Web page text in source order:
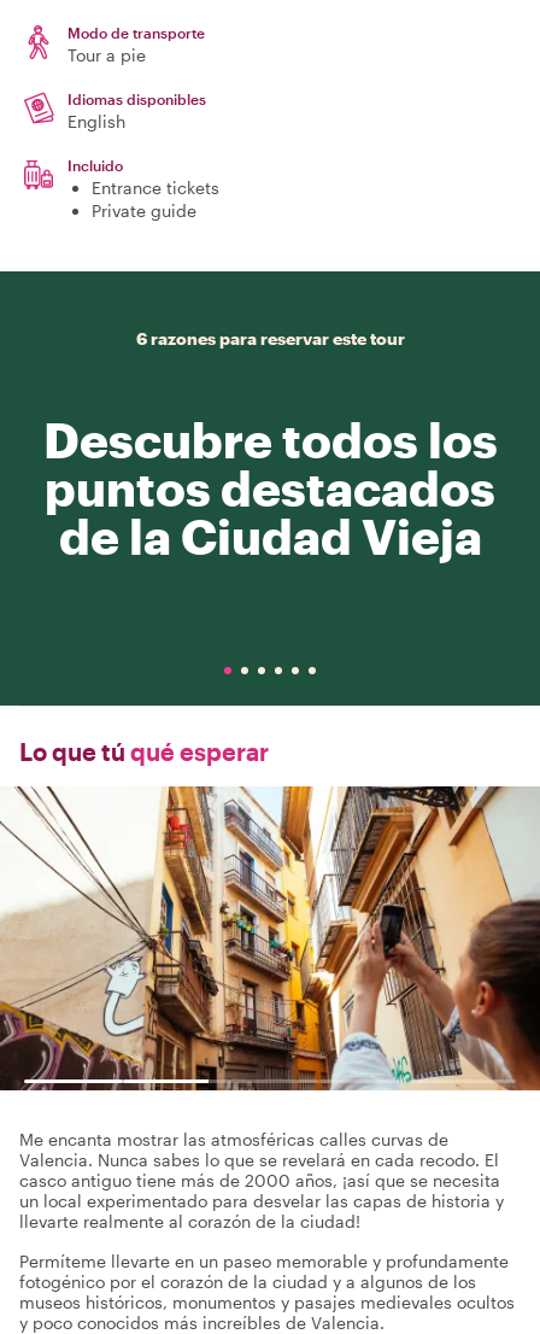
Modo de transporte
Tour a pie
Idiomas disponibles
English
Incluido
Entrance tickets
Private guide
6 razones para reservar este tour
Descubre todos los
puntos destacados
de la Ciudad Vieja
Lo que tú qué esperar
Me encanta mostrar las atmosféricas calles curvas de
Valencia. Nunca sabes lo que se revelará en cada recodo. El
casco antiguo tiene más de 2000 años, ¡así que se necesita
un local experimentado para desvelar las capas de historia y
llevarte realmente al corazón de la ciudad!
Permíteme llevarte en un paseo memorable y profundamente
fotogénico por el corazón de la ciudad y a algunos de los
museos históricos, monumentos y pasajes medievales ocultos
y poco conocidos más increíbles de Valencia.